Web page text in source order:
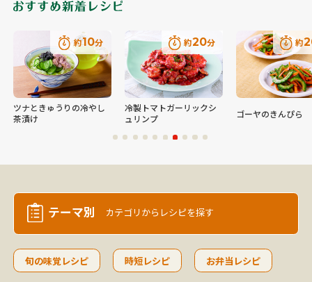
約10分
ツナときゅうりの冷やし
茶漬け
約20分
冷製トマトガーリックシ
ュリンプ
約
ゴーヤのきんぴら
テーマ別 カテゴリから レシピを探す
旬の味覚レシピ 時短レシピ お弁当レシピ